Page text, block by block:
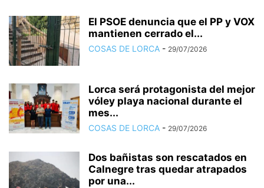
El PSOE denuncia que el PP y VOX
mantienen cerrado el...
COSAS DE LORCA - 29/07/2026
Lorca será protagonista del mejor
vóley playa nacional durante el
mes...
COSAS DE LORCA - 29/07/2026
Dos bañistas son rescatados en
Calnegre tras quedar atrapados
por una...